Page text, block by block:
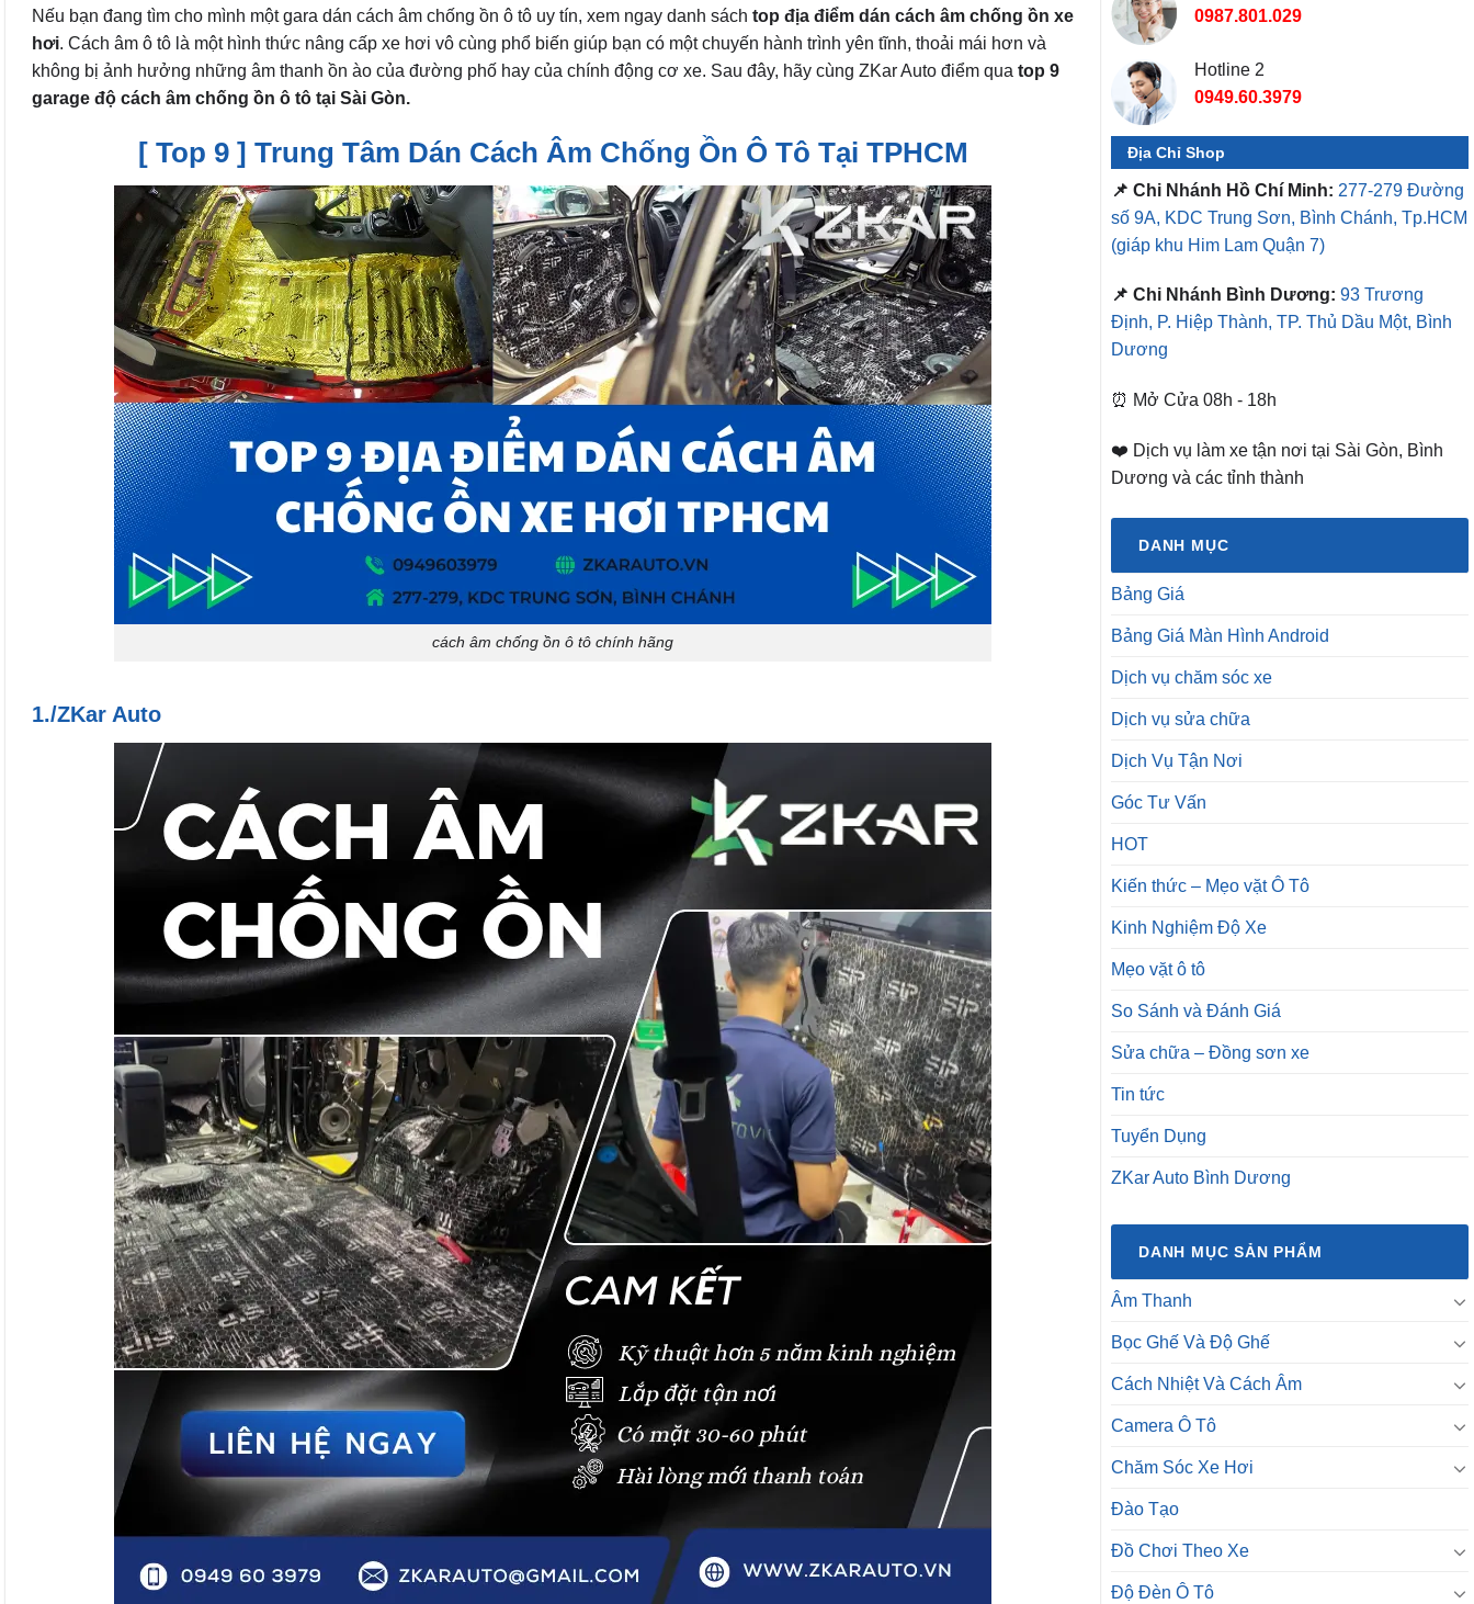
Nếu bạn đang tìm cho mình một gara dán cách âm chống ồn ô tô uy tín, xem ngay danh sách top địa điểm dán cách âm chống ồn xe
hơi. Cách âm ô tô là một hình thức nâng cấp xe hơi vô cùng phổ biến giúp bạn có một chuyến hành trình yên tĩnh, thoải mái hơn và
không bị ảnh hưởng những âm thanh ồn ào của đường phố hay của chính động cơ xe. Sau đây, hãy cùng ZKar Auto điểm qua top 9
garage độ cách âm chống ồn ô tô tại Sài Gòn.
[ Top 9 ] Trung Tâm Dán Cách Âm Chống Ồn Ô Tô Tại TPHCM
cách âm chống ồn ô tô chính hãng
1./ZKar Auto
0987.801.029
Hotline 2
0949.60.3979
Địa Chỉ Shop
📌 Chi Nhánh Hồ Chí Minh: 277-279 Đường
số 9A, KDC Trung Sơn, Bình Chánh, Tp.HCM
(giáp khu Him Lam Quận 7)
📌 Chi Nhánh Bình Dương: 93 Trương
Định, P. Hiệp Thành, TP. Thủ Dầu Một, Bình
Dương
⏰ Mở Cửa 08h - 18h
❤️ Dịch vụ làm xe tận nơi tại Sài Gòn, Bình
Dương và các tỉnh thành
DANH MỤC
Bảng Giá
Bảng Giá Màn Hình Android
Dịch vụ chăm sóc xe
Dịch vụ sửa chữa
Dịch Vụ Tận Nơi
Góc Tư Vấn
HOT
Kiến thức – Mẹo vặt Ô Tô
Kinh Nghiệm Độ Xe
Mẹo vặt ô tô
So Sánh và Đánh Giá
Sửa chữa – Đồng sơn xe
Tin tức
Tuyển Dụng
ZKar Auto Bình Dương
DANH MỤC SẢN PHẨM
Âm Thanh
Bọc Ghế Và Độ Ghế
Cách Nhiệt Và Cách Âm
Camera Ô Tô
Chăm Sóc Xe Hơi
Đào Tạo
Đồ Chơi Theo Xe
Độ Đèn Ô Tô